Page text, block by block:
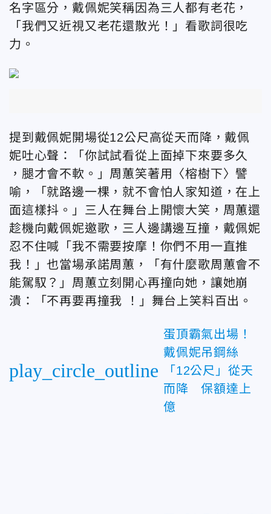
名字區分，戴佩妮笑稱因為三人都有老花，
「我們又近視又老花還散光！」看歌詞很吃
力。
提到戴佩妮開場從12公尺高從天而降，戴佩
妮吐心聲：「你試試看從上面掉下來要多久
， 腿才會不軟。」 周蕙笑著用〈榕樹下〉譬
喻，「就路邊一棵，就不會怕人家知道，在上
面這樣抖。」三人在舞台上開懷大笑， 周蕙還
趁機向戴佩妮邀歌，三人邊講邊互撞，戴佩妮
忍不住喊「我不需要按摩！你們不用一直推
我！」也當場承諾周蕙，「有什麼歌周蕙會不
能駕馭？」 周蕙立刻開心再撞向她，讓她崩
潰：「不再要再撞我 ！」舞台上笑料百出。
play_circle_outline
蛋頂霸氣出場！
戴佩妮吊鋼絲
「12公尺」從天
而降 保額達上
億